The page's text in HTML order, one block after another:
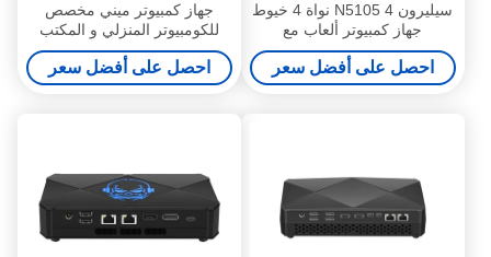
سيليرون N5105 4 نواة 4 خيوط
جهاز كمبيوتر ألعاب مع
LPDDR4X 8G ذاكرة الوصول
العشوائي RJ45 LAN
احصل على أفضل سعر
جهاز كمبيوتر ميني مخصص
للكومبيوتر المنزلي و المكتب
احصل على أفضل سعر